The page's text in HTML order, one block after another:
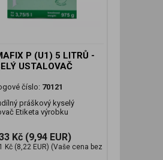
P (U1) 5 LITRŮ -
USTALOVAČ
číslo: 70121
práškový kyselý
Etiketa výrobku
Kč (9,94 EUR)
Kč (8,22 EUR) (Vaše cena bez